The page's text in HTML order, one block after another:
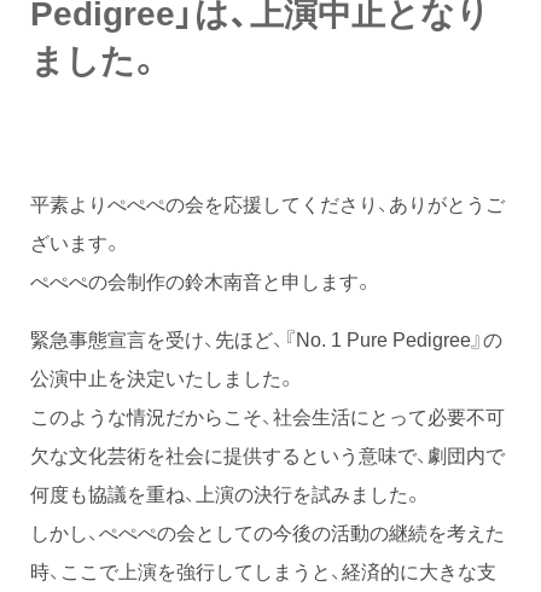
Pedigree」は、上演中止となり
ました。
平素よりぺぺぺの会を応援してくださり、ありがとうご
ざいます。
ぺぺぺの会制作の鈴木南音と申します。
緊急事態宣言を受け、先ほど、『No. 1 Pure Pedigree』の
公演中止を決定いたしました。
このような情況だからこそ、社会生活にとって必要不可
欠な文化芸術を社会に提供するという意味で、劇団内で
何度も協議を重ね、上演の決行を試みました。
しかし、ぺぺぺの会としての今後の活動の継続を考えた
時、ここで上演を強行してしまうと、経済的に大きな支